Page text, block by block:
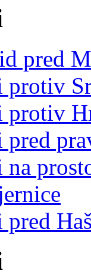
pred
protiv
protiv
pred
na
pred